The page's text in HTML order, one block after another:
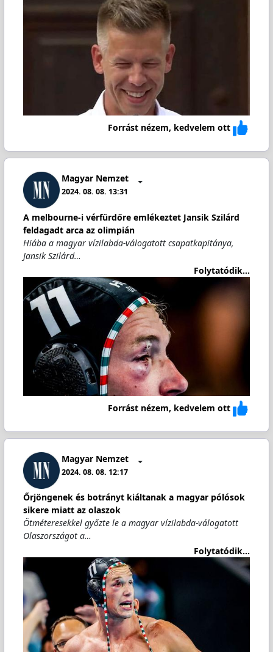
Forrást nézem, kedvelem ott
Magyar Nemzet
2024. 08. 08. 13:31
A melbourne-i vérfürdőre emlékeztet Jansik Szilárd
feldagadt arca az olimpián
Hiába a magyar vízilabda-válogatott csapatkapitánya,
Jansik Szilárd…
Folytatódik...
Forrást nézem, kedvelem ott
Magyar Nemzet
2024. 08. 08. 12:17
Őrjöngenek és botrányt kiáltanak a magyar pólósok
sikere miatt az olaszok
Ötméteresekkel győzte le a magyar vízilabda-válogatott
Olaszországot a…
Folytatódik...